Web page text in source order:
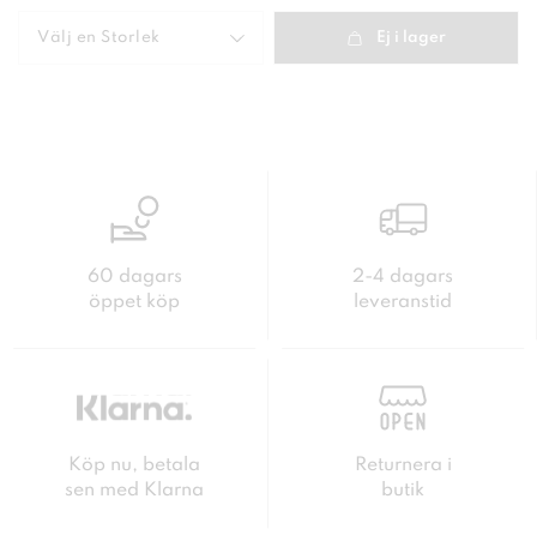
krTidigare
pris
Välj en Storlek Ej i lager
60 dagars
öppet köp
2-4 dagars
leveranstid
Köp nu, betala
sen med Klarna
Returnera i
butik